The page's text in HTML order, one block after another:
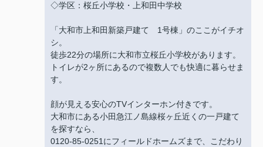
◇学区：桜丘小学校・上和田中学校
「大和市上和田新築戸建て 1号棟」のここがイチオ
シ。
徒歩22分の場所に大和市立桜丘小学校があります。
トイレが2ヶ所にあるので複数人でも快適に暮らせま
す。
顔が見える安心のTVインターホン付きです。
大和市にある小田急江ノ島線桜ヶ丘近くの一戸建て
を探すなら、
0120-85-0251にフィールドホームズまで、こだわり